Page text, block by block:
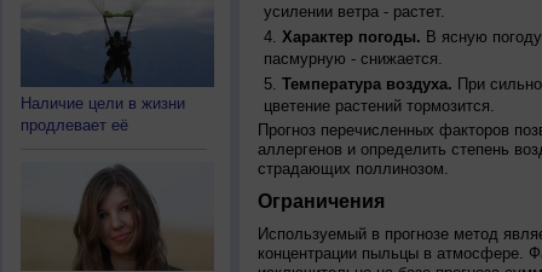
Наличие цели в жизни
продлевает её
усилении ветра - растет.
Характер погоды. В ясную
пасмурную - снижается.
Температура воздуха. При
цветение растений тормозится.
Прогноз перечисленных факторов
аллергенов и определить степень
страдающих поллинозом.
Ограничения
Используемый в прогнозе метод
концентрации пыльцы в атмосфере.